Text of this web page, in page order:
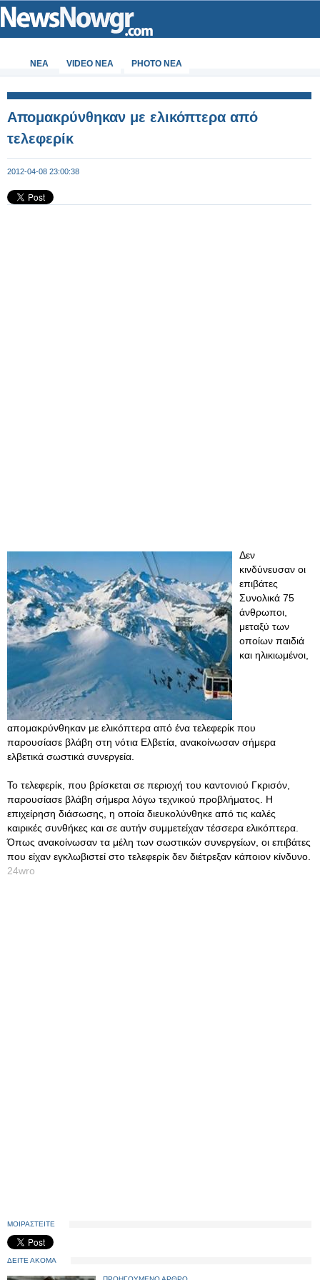
ΝΕΑ VIDEO NEA PHOTO NEA
Απομακρύνθηκαν με ελικόπτερα από
τελεφερίκ
2012-04-08 23:00:38
Δεν
κινδύνευσαν οι
επιβάτες
Συνολικά 75
άνθρωποι,
μεταξύ των
οποίων παιδιά
και ηλικιωμένοι,
απομακρύνθηκαν με ελικόπτερα από ένα τελεφερίκ που
παρουσίασε βλάβη στη νότια Ελβετία, ανακοίνωσαν σήμερα
ελβετικά σωστικά συνεργεία.
Το τελεφερίκ, που βρίσκεται σε περιοχή του καντονιού Γκρισόν,
παρουσίασε βλάβη σήμερα λόγω τεχνικού προβλήματος. Η
επιχείρηση διάσωσης, η οποία διευκολύνθηκε από τις καλές
καιρικές συνθήκες και σε αυτήν συμμετείχαν τέσσερα ελικόπτερα.
Όπως ανακοίνωσαν τα μέλη των σωστικών συνεργείων, οι επιβάτες
που είχαν εγκλωβιστεί στο τελεφερίκ δεν διέτρεξαν κάποιον κίνδυνο.
24wro
ΜΟΙΡΑΣΤΕΙΤΕ
ΔΕΙΤΕ ΑΚΟΜΑ